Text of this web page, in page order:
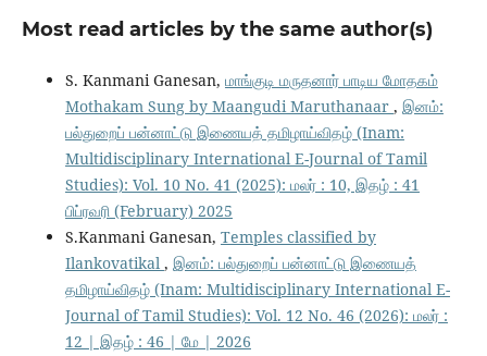
Most read articles by the same author(s)
S. Kanmani Ganesan, மாங்குடி மருதனார் பாடிய மோதகம்
Mothakam Sung by Maangudi Maruthanaar , இனம்:
பல்துறைப் பன்னாட்டு இணையத் தமிழாய்விதழ் (Inam:
Multidisciplinary International E-Journal of Tamil
Studies): Vol. 10 No. 41 (2025): மலர் : 10, இதழ் : 41
பிப்ரவரி (February) 2025
S.Kanmani Ganesan, Temples classified by
Ilankovatikal , இனம்: பல்துறைப் பன்னாட்டு இணையத்
தமிழாய்விதழ் (Inam: Multidisciplinary International E-
Journal of Tamil Studies): Vol. 12 No. 46 (2026): மலர் :
12 | இதழ் : 46 | மே | 2026